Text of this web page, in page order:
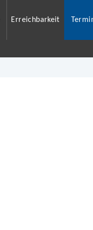
Erreichbarkeit